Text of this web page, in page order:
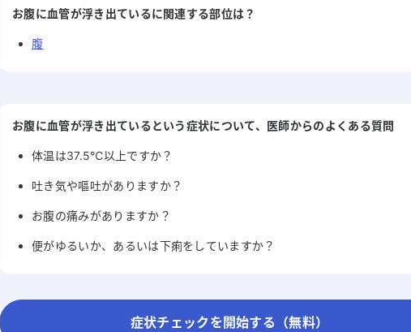
お腹に血管が浮き出ているに関連する部位は？
腹
お腹に血管が浮き出ているという症状について、医師からのよくある質問
体温は37.5℃以上ですか？
吐き気や嘔吐がありますか？
お腹の痛みがありますか？
便がゆるいか、あるいは下痢をしていますか？
症状チェックを開始する（無料）